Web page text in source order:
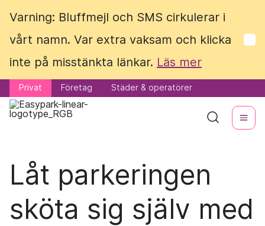
Varning: Bluffmejl och SMS cirkulerar i
vårt namn. Var extra vaksam och klicka
inte på misstänkta länkar. Läs mer
Privat Företag Städer & operatörer
Varning: Bluffmejl och SMS cirkulerar i
vårt namn. Var extra vaksam och klicka
inte på misstänkta länkar. Läs mer
Privat Företag Städer & operatörer
Låt parkeringen
sköta sig själv med